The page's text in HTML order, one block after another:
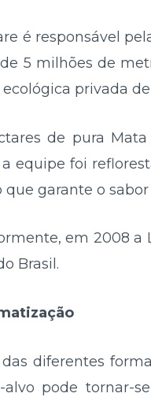
é responsável
5 milhões de
ecológica privada de
de pura
equipe foi
que garante o
em 2008 a
Brasil.
diferentes
alvo pode tornar-